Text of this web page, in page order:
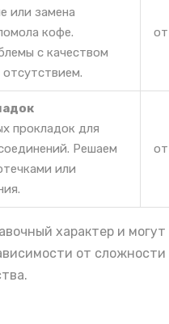
или замена
кофе.
с качеством
прокладок для
Решаем
или
характер и могут
от